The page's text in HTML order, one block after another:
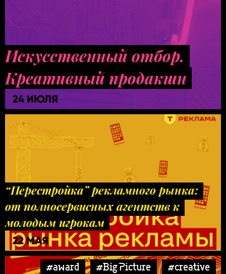
Искусственный отбор.
Креативный продакшн
24 ИЮЛЯ
“Перестройка” рекламного рынка:
от полносервисных агентств к
молодым игрокам
22 МАЯ
#award #Big Picture #creative